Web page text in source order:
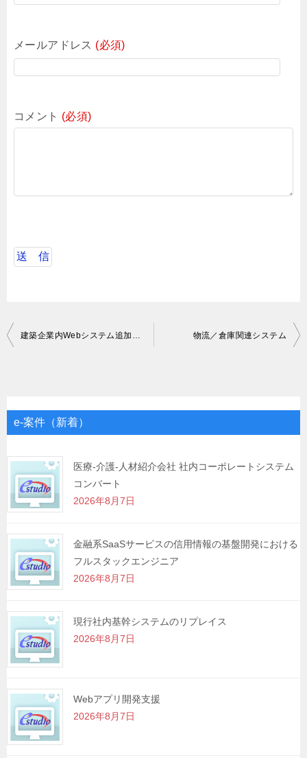
メールアドレス (必須)
コメント (必須)
投
ゲ
シ
ョ
ン
建築企業内Webシステム追加要件支援業務（PG） 物流／倉庫関連システム
e-案件（新着）
医療-介護-人材紹介会社 社内コーポレートシステム
コンバート
2026年8月7日
金融系SaaSサービスの信用情報の基盤開発における
フルスタックエンジニア
2026年8月7日
現行社内基幹システムのリプレイス
2026年8月7日
Webアプリ開発支援
2026年8月7日